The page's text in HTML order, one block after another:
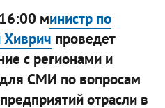
16:00 министр по
проведет
с регионами и
СМИ по вопросам
отрасли в